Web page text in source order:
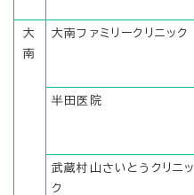
大
南
大南ファミリークリニック
半田医院
武蔵村山さいとうクリニッ
ク